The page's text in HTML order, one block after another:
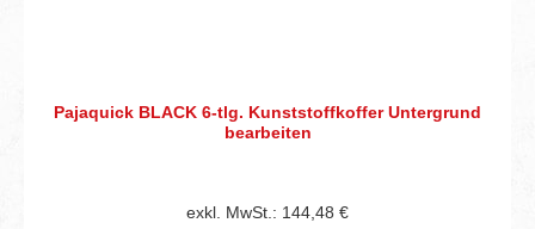
Pajaquick BLACK 6-tlg. Kunststoffkoffer Untergrund
bearbeiten
exkl. MwSt.: 144,48 €